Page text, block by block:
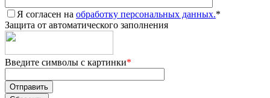
Я согласен на обработку персональных данных.*
Защита от автоматического заполнения
Введите символы с картинки*